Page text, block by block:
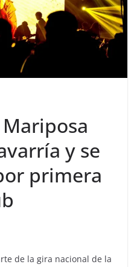
y se
primera
de la gira nacional de la